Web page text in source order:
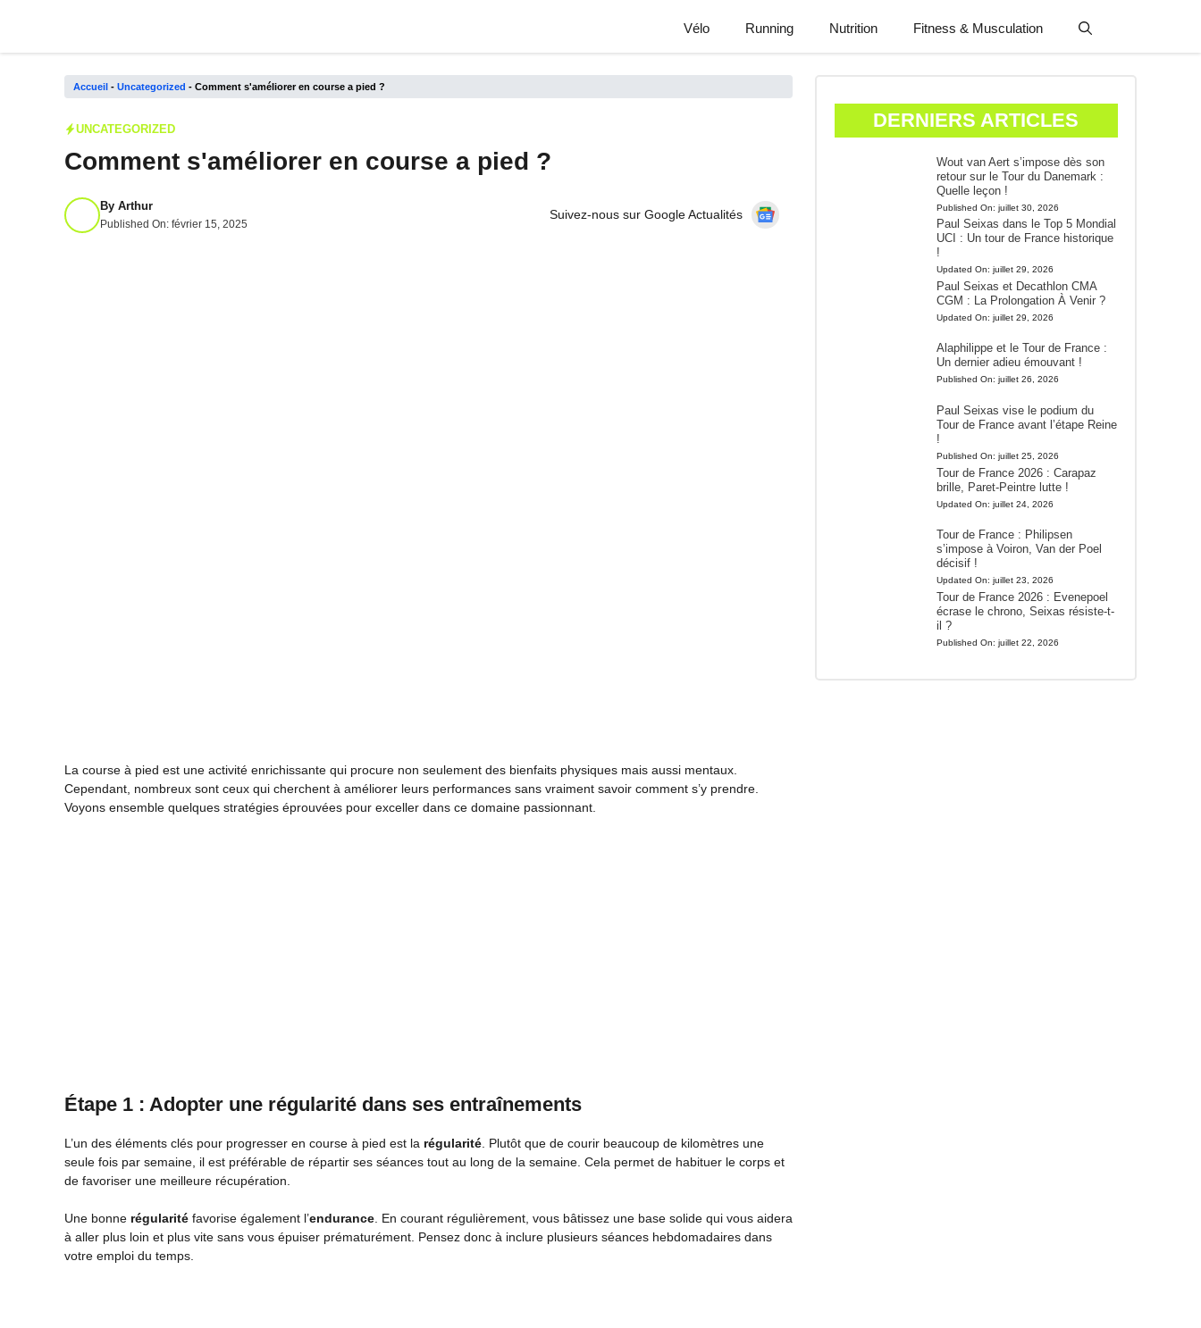
Vélo Running Nutrition Fitness & Musculation
Accueil - Uncategorized - Comment s'améliorer en course a pied ?
UNCATEGORIZED
Comment s'améliorer en course a pied ?
By Arthur
Published On: février 15, 2025
Suivez-nous sur Google Actualités
La course à pied est une activité enrichissante qui procure non seulement des bienfaits physiques mais aussi mentaux.
Cependant, nombreux sont ceux qui cherchent à améliorer leurs performances sans vraiment savoir comment s’y prendre.
Voyons ensemble quelques stratégies éprouvées pour exceller dans ce domaine passionnant.
Étape 1 : Adopter une régularité dans ses entraînements
L’un des éléments clés pour progresser en course à pied est la régularité. Plutôt que de courir beaucoup de kilomètres une
seule fois par semaine, il est préférable de répartir ses séances tout au long de la semaine. Cela permet de habituer le corps et
de favoriser une meilleure récupération.
Une bonne régularité favorise également l’endurance. En courant régulièrement, vous bâtissez une base solide qui vous aidera
à aller plus loin et plus vite sans vous épuiser prématurément. Pensez donc à inclure plusieurs séances hebdomadaires dans
votre emploi du temps.
DERNIERS ARTICLES
Wout van Aert s’impose dès son
retour sur le Tour du Danemark :
Quelle leçon !
Published On: juillet 30, 2026
Paul Seixas dans le Top 5 Mondial
UCI : Un tour de France historique
!
Updated On: juillet 29, 2026
Paul Seixas et Decathlon CMA
CGM : La Prolongation À Venir ?
Updated On: juillet 29, 2026
Alaphilippe et le Tour de France :
Un dernier adieu émouvant !
Published On: juillet 26, 2026
Paul Seixas vise le podium du
Tour de France avant l’étape Reine
!
Published On: juillet 25, 2026
Tour de France 2026 : Carapaz
brille, Paret-Peintre lutte !
Updated On: juillet 24, 2026
Tour de France : Philipsen
s’impose à Voiron, Van der Poel
décisif !
Updated On: juillet 23, 2026
Tour de France 2026 : Evenepoel
écrase le chrono, Seixas résiste-t-
il ?
Published On: juillet 22, 2026